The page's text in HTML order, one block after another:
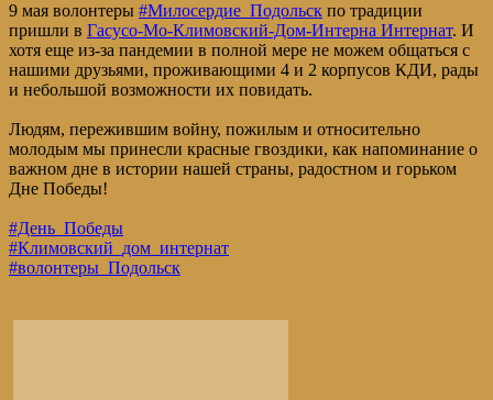
9 мая волонтеры #Милосердие_Подольск по традиции
пришли в Гасусо-Мо-Климовский-Дом-Интерна Интернат. И
хотя еще из-за пандемии в полной мере не можем общаться с
нашими друзьями, проживающими 4 и 2 корпусов КДИ, рады
и небольшой возможности их повидать.
Людям, пережившим войну, пожилым и относительно
молодым мы принесли красные гвоздики, как напоминание о
важном дне в истории нашей страны, радостном и горьком
Дне Победы!
#День_Победы
#Климовский_дом_интернат
#волонтеры_Подольск